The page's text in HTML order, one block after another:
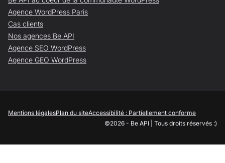
Agence WordPress Paris
Cas clients
Nos agences Be API
Agence SEO WordPress
Agence GEO WordPress
Mentions légalesPlan du siteAccessibilité : Partiellement conforme
©2026 - Be API | Tous droits réservés :)